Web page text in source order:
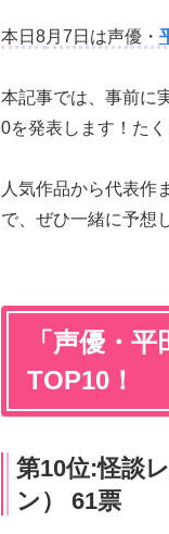
本日8月7日は声優・
本記事では、事前に
0を発表します！た
人気作品から代表作
で、ぜひ一緒に予想
「声優・
TOP10！
第10位:怪談
ン） 61票